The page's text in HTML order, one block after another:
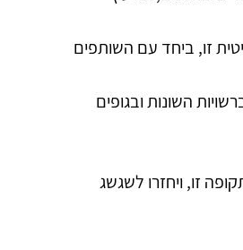
זו, ביחד עם השותפים
השונות ובגופים
זו, ויחזרו לשגשג